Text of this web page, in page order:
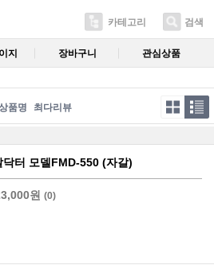
카테고리 검색
지 장바구니 관심상품
품명 최다리뷰
닥터 모델FMD-550 (자갈)
원 (0)